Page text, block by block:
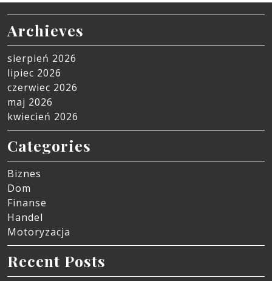
Archieves
sierpień 2026
lipiec 2026
czerwiec 2026
maj 2026
kwiecień 2026
Categories
Biznes
Dom
Finanse
Handel
Motoryzacja
Recent Posts